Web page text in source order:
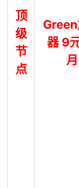
顶
级
节
点
器 9
月